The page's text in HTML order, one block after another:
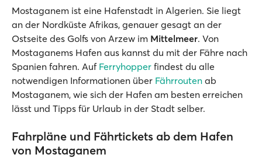
Mostaganem ist eine Hafenstadt in Algerien. Sie liegt
an der Nordküste Afrikas, genauer gesagt an der
Ostseite des Golfs von Arzew im Mittelmeer. Von
Mostaganems Hafen aus kannst du mit der Fähre nach
Spanien fahren. Auf Ferryhopper findest du alle
notwendigen Informationen über Fährrouten ab
Mostaganem, wie sich der Hafen am besten erreichen
lässt und Tipps für Urlaub in der Stadt selber.
Fahrpläne und Fährtickets ab dem Hafen
von Mostaganem